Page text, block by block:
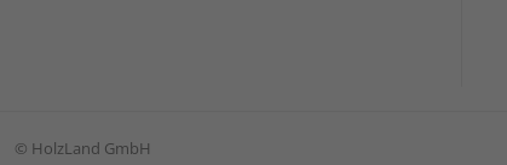
© HolzLand GmbH